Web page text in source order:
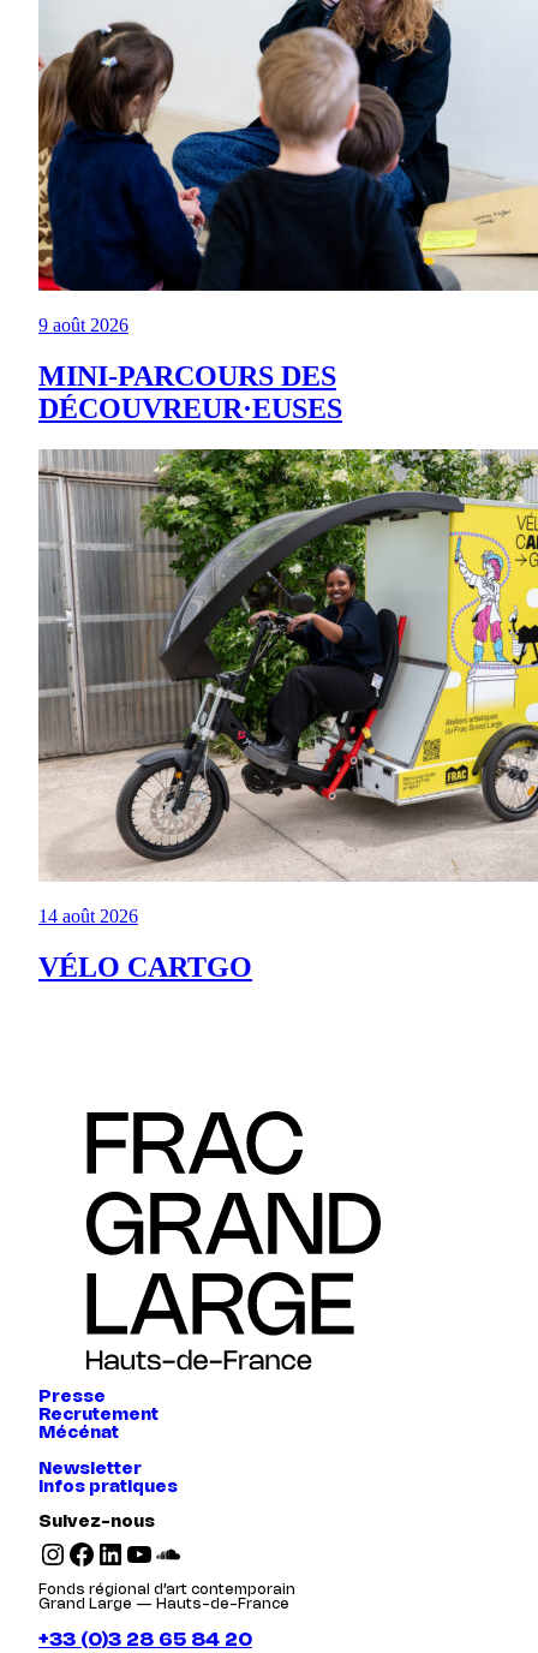
9 août 2026
MINI-PARCOURS DES
DÉCOUVREUR·EUSES
14 août 2026
VÉLO CARTGO
Presse
Recrutement
Mécénat
Newsletter
Infos pratiques
Suivez-nous
Instagram Facebook LinkedIn YouTube SoundCloud
Fonds régional d’art contemporain
Grand Large — Hauts-de-France
+33 (0)3 28 65 84 20